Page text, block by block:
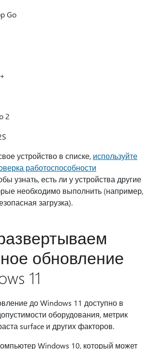
Go
2
устройство в списке, используйте
работоспособности
узнать, есть ли у устройства другие
необходимо выполнить (например,
загрузка).
обновление
11
до Windows 11 доступно в
оборудования, метрик
surface и других факторов.
Windows 10, который может